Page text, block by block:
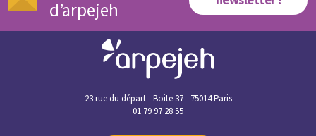
d’arpejeh
23 rue du départ - Boite 37 - 75014 Paris
01 79 97 28 55